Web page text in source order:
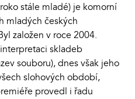
stále mladé) je komorní
mladých českých
založen v roce 2004.
skladeb
souboru), dnes však jeho
slohových období,
provedl i řadu